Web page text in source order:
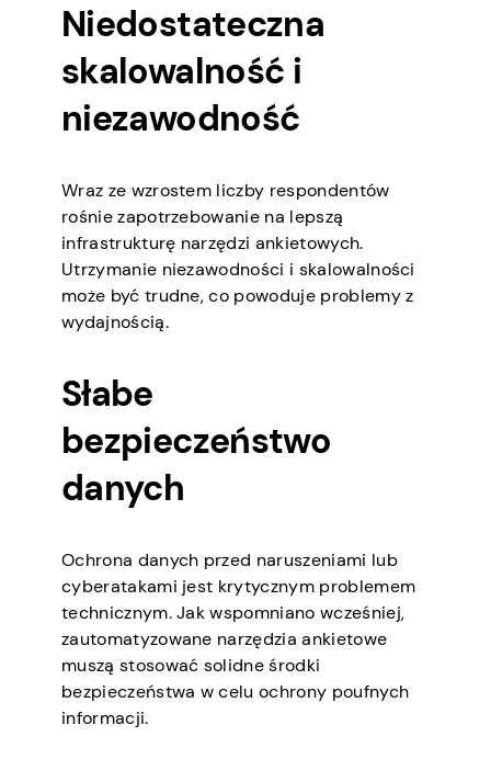
Niedostateczna
skalowalność i
niezawodność
Wraz ze wzrostem liczby respondentów
rośnie zapotrzebowanie na lepszą
infrastrukturę narzędzi ankietowych.
Utrzymanie niezawodności i skalowalności
może być trudne, co powoduje problemy z
wydajnością.
Słabe
bezpieczeństwo
danych
Ochrona danych przed naruszeniami lub
cyberatakami jest krytycznym problemem
technicznym. Jak wspomniano wcześniej,
zautomatyzowane narzędzia ankietowe
muszą stosować solidne środki
bezpieczeństwa w celu ochrony poufnych
informacji.